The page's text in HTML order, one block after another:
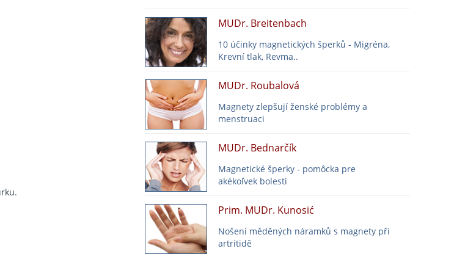
MUDr. Breitenbach
10 účinky magnetických šperků - Migréna,
Krevní tlak, Revma..
MUDr. Roubalová
Magnety zlepšují ženské problémy a
menstruaci
MUDr. Bednarčík
Magnetické šperky - pomôcka pre
akékoľvek bolesti
Prim. MUDr. Kunosić
Nošení měděných náramků s magnety při
artritidě